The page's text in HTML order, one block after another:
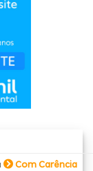
Com Carência